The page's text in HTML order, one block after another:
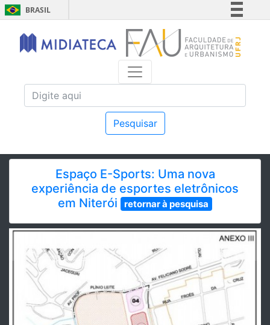
BRASIL
Simplifique!
Comunica BR
Acesso à informação
Pesquisar
Espaço E-Sports: Uma nova
experiência de esportes eletrônicos
em Niterói
retornar à pesquisa